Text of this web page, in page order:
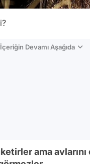
İçeriğin Devamı Aşağıda
ama avlarını